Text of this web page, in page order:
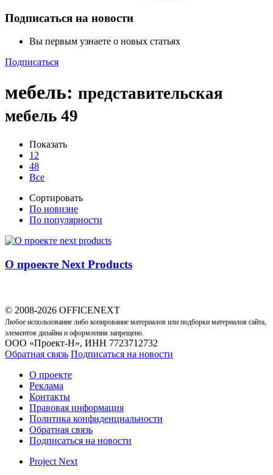
Подписаться на новости
Вы первым узнаете о новых статьях
Подписаться
мебель: представительская
мебель 49
Показать
12
48
Все
Сортировать
По новизне
По популярности
О проекте Next Products
© 2008-2026 OFFICENEXT
Любое использование либо копирование материалов или подборки материалов сайта,
элементов дизайна и оформления запрещено.
ООО «Проект-Н», ИНН 7723712732
Обратная связь Подписаться на новости
О проекте
Реклама
Контакты
Правовая информация
Политика конфиденциальности
Обратная связь
Подписаться на новости
Project Next